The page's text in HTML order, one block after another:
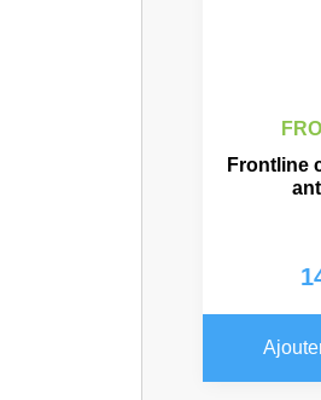
Frontline